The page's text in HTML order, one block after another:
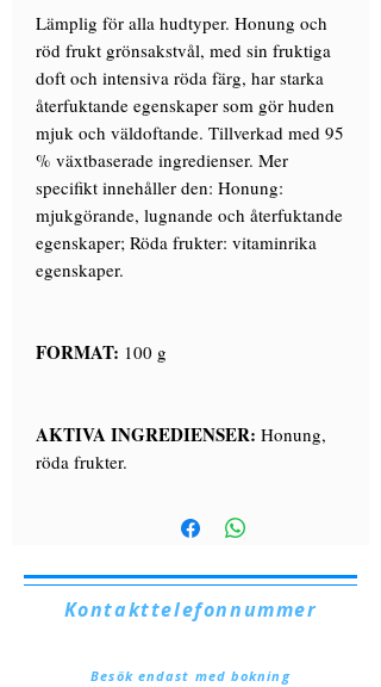
Lämplig för alla hudtyper. Honung och
röd frukt grönsakstvål, med sin fruktiga
doft och intensiva röda färg, har starka
återfuktande egenskaper som gör huden
mjuk och väldoftande. Tillverkad med 95
% växtbaserade ingredienser. Mer
specifikt innehåller den: Honung:
mjukgörande, lugnande och återfuktande
egenskaper; Röda frukter: vitaminrika
egenskaper.
FORMAT: 100 g
AKTIVA INGREDIENSER: Honung,
röda frukter.
Besök endast med bokning
Kontakttelefonnummer